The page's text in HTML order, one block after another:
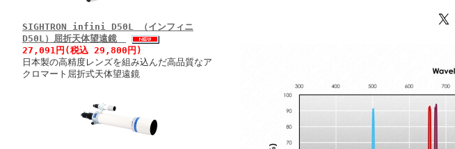
SIGHTRON infini D50L （インフィニ
D50L）屈折天体望遠鏡
27,091円(税込 29,800円)
日本製の高精度レンズを組み込んだ高品質なア
クロマート屈折式天体望遠鏡